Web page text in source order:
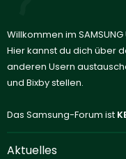
Willkommen im
Hier kannst du dich über
anderen Usern
und Bixby stellen.
Das Samsung-Forum ist
Aktuelles